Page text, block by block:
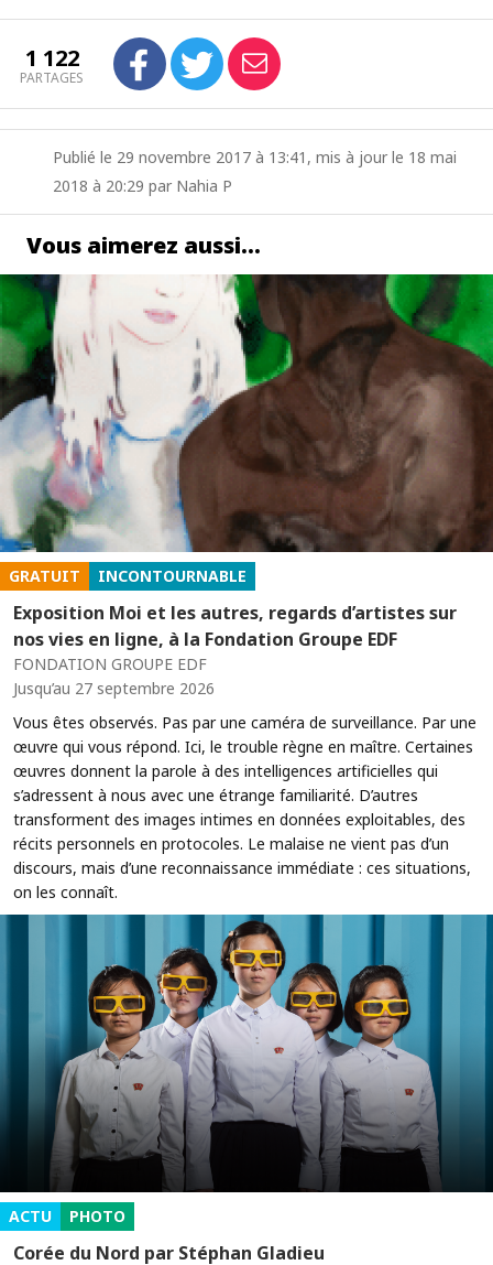
1 122
PARTAGES
Publié le 29 novembre 2017 à 13:41, mis à jour le 18 mai
2018 à 20:29 par Nahia P
Vous aimerez aussi…
GRATUIT INCONTOURNABLE
Exposition Moi et les autres, regards d’artistes sur
nos vies en ligne, à la Fondation Groupe EDF
FONDATION GROUPE EDF
Jusqu’au 27 septembre 2026
Vous êtes observés. Pas par une caméra de surveillance. Par une
œuvre qui vous répond. Ici, le trouble règne en maître. Certaines
œuvres donnent la parole à des intelligences artificielles qui
s’adressent à nous avec une étrange familiarité. D’autres
transforment des images intimes en données exploitables, des
récits personnels en protocoles. Le malaise ne vient pas d’un
discours, mais d’une reconnaissance immédiate : ces situations,
on les connaît.
ACTU PHOTO
Corée du Nord par Stéphan Gladieu